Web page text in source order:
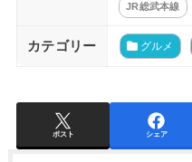
JR総武本線
カテゴリー グルメ
ポスト シェア